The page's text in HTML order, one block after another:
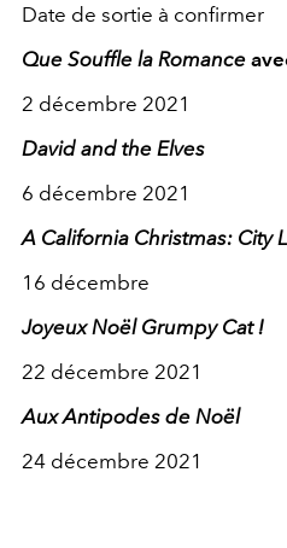
Date de sortie à confirmer
Que Souffle la Romance
2 décembre 2021
David and the Elves
6 décembre 2021
A California Christmas: City
16 décembre
Joyeux Noël Grumpy Cat !
22 décembre 2021
Aux Antipodes de Noël
24 décembre 2021